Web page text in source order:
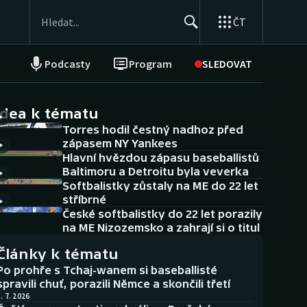
ČT
Podcasty Program SLEDOVAT
NEPŘEHLÉDNĚTE
Historické návraty
Aplikace ČT sport
AZ kvíz
k tématu
Torres hodil čestný nadhoz před
zápasem NY Yankees
Hlavní hvězdou zápasu baseballistů
Baltimoru a Detroitu byla veverka
Softbalistky zůstaly na ME do 22 let
stříbrné
České softbalistky do 22 let porazily
na ME Nizozemsko a zahrají si o titul
k tématu
prohře s Tchaj-wanem si baseballisté
chuť, porazili Němce a skončili třetí
7. 2026